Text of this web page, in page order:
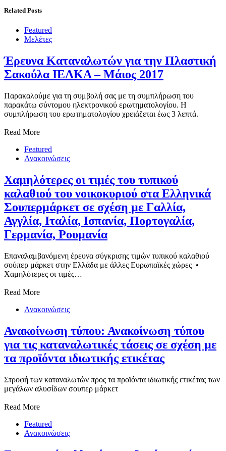
Related Posts
Featured
Μελέτες
Έρευνα Καταναλωτών για την Πλαστική
Σακούλα ΙΕΛΚΑ – Μάιος 2017
Παρακαλούμε για τη συμβολή σας με τη συμπλήρωση του
παρακάτω σύντομου ηλεκτρονικού ερωτηματολογίου. Η
συμπλήρωση του ερωτηματολογίου χρειάζεται έως 3 λεπτά.
Read More
Featured
Ανακοινώσεις
Χαμηλότερες οι τιμές του τυπικού
καλαθιού του νοικοκυριού στα Ελληνικά
Σουπερμάρκετ σε σχέση με Γαλλία,
Αγγλία, Ιταλία, Ισπανία, Πορτογαλία,
Γερμανία, Ρουμανία
Επαναλαμβανόμενη έρευνα σύγκρισης τιμών τυπικού καλαθιού
σούπερ μάρκετ στην Ελλάδα με άλλες Ευρωπαϊκές χώρες •
Χαμηλότερες οι τιμές…
Read More
Ανακοινώσεις
Ανακοίνωση τύπου: Ανακοίνωση τύπου
για τις καταναλωτικές τάσεις σε σχέση με
Στροφή των καταναλωτών προς τα προϊόντα ιδιωτικής ετικέτας των
μεγάλων αλυσίδων σουπερ μάρκετ
Read More
Featured
Ανακοινώσεις